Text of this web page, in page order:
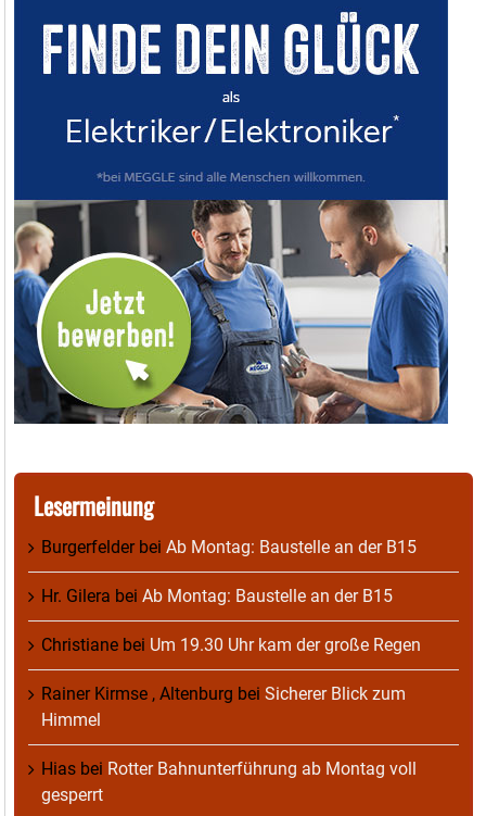
Lesermeinung
Burgerfelderbei Ab Montag: Baustelle an der B15
Hr. Gilera bei Ab Montag: Baustelle an der B15
Christiane bei Um 19.30 Uhr kam der große Regen
Rainer Kirmse , Altenburg bei Sicherer Blick zum
Himmel
Hias bei Rotter Bahnunterführung ab Montag voll
gesperrt